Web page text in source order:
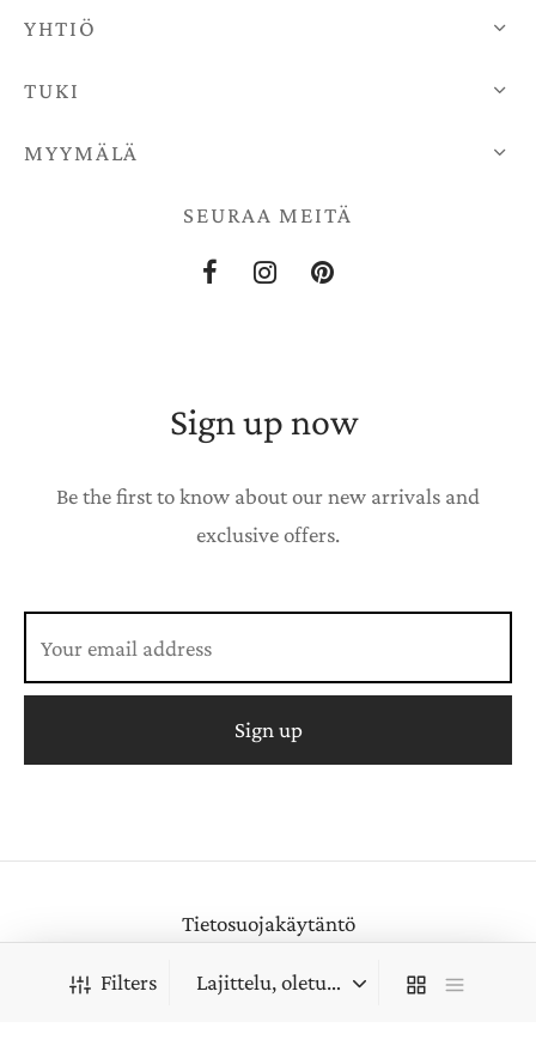
Filters
YHTIÖ
TUKI
MYYMÄLÄ
SEURAA MEITÄ
Sign up now
Be the first to know about our new arrivals and
exclusive offers.
Tietosuojakäytäntö
Käyttöehdot